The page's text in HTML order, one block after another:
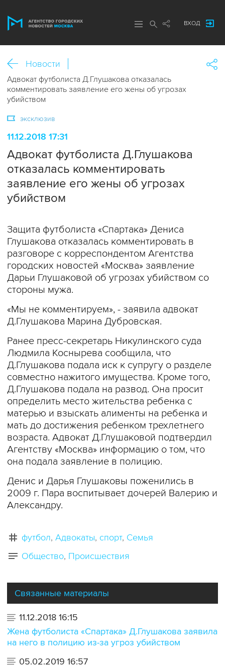
ВХОД
Новости
Адвокат футболиста Д.Глушакова отказалась
комментировать заявление его жены об угрозах
убийством
эксклюзив
11.12.2018 17:31
Адвокат футболиста Д.Глушакова
отказалась комментировать
заявление его жены об угрозах
убийством
Защита футболиста «Спартака» Дениса
Глушакова отказалась комментировать в
разговоре с корреспондентом Агентства
городских новостей «Москва» заявление
Дарьи Глушаковой об угрозах убийством со
стороны мужа.
«Мы не комментируем», - заявила адвокат
Д.Глушакова Марина Дубровская.
Ранее пресс-секретарь Никулинского суда
Людмила Коснырева сообщила, что
Д.Глушакова подала иск к супругу о разделе
совместно нажитого имущества. Кроме того,
Д.Глушакова подала на развод. Она просит
определить место жительства ребенка с
матерью и взыскать алименты на ребенка и
мать до достижения ребенком трехлетнего
возраста. Адвокат Д.Глушаковой подтвердил
Агентству «Москва» информацию о том, что
она подала заявление в полицию.
Денис и Дарья Глушаковы поженились в
2009 г. Пара воспитывает дочерей Валерию и
Александру.
футбол Адвокаты спорт Семья
Общество Происшествия
Связанные материалы
11.12.2018 16:15
Жена футболиста «Спартака» Д.Глушакова заявила
на него в полицию из-за угроз убийством
05.02.2019 16:57